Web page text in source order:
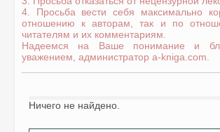
4. Просьба вести себя максимально
отношению к авторам, так и по
читателям и их комментариям.
Надеемся на Ваше понимание и
уважением, администратор a-kniga.com.
Ничего не найдено.